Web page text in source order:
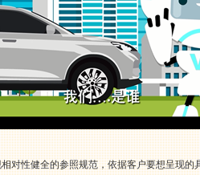
对性健全的参照规范，依据客户要想呈现